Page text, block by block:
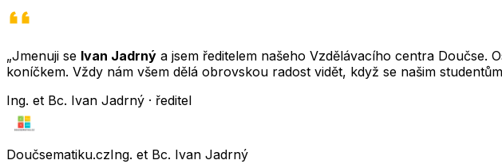
„Jmenuji se Ivan Jadrný a jsem ředitelem našeho Vzdělávacího centra Doučse.
koníčkem. Vždy nám všem dělá obrovskou radost vidět, když se našim
Ing. et Bc. Ivan Jadrný · ředitel
Doučsematiku.czIng. et Bc. Ivan Jadrný